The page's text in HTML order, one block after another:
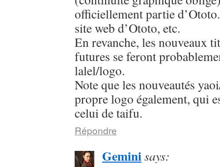
officiellement partie
site web d’Ototo, etc.
En revanche, les nouveaux
futures se feront
lalel/logo.
Note que les nouveautés
propre logo également, qui
celui de taifu.
Répondre
Geminisays: